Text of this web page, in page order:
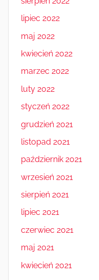
lipiec 2022
maj 2022
kwiecień 2022
marzec 2022
luty 2022
styczeń 2022
grudzień 2021
listopad 2021
październik 2021
wrzesień 2021
sierpień 2021
lipiec 2021
czerwiec 2021
maj 2021
kwiecień 2021